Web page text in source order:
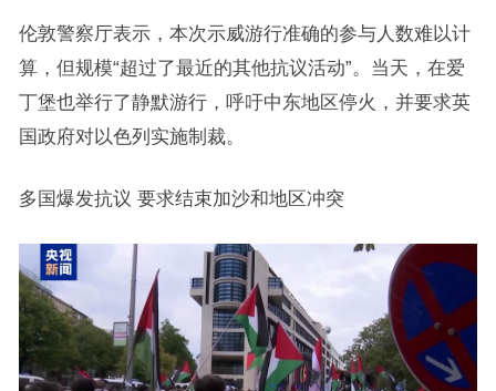
伦敦警察厅表示，本次示威游行准确的参与人数难以计
算，但规模“超过了最近的其他抗议活动”。当天，在爱
丁堡也举行了静默游行，呼吁中东地区停火，并要求英
国政府对以色列实施制裁。
多国爆发抗议 要求结束加沙和地区冲突